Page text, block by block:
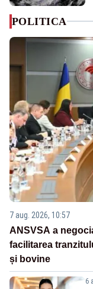
POLITICA
7 aug. 2026, 10:57
ANSVSA a
facilitarea
și bovine
6